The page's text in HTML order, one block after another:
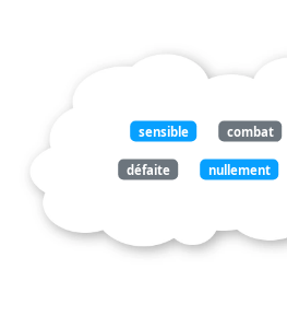
sensible combat
défaite nullement
gracq livre lisant